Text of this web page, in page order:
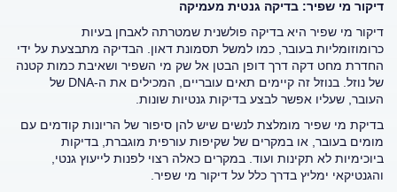
דיקור מי שפיר: בדיקה גנטית מעמיקה
דיקור מי שפיר היא בדיקה פולשנית שמטרתה לאבחן בעיות
כרומוזומליות בעובר, כמו למשל תסמונת דאון. הבדיקה מתבצעת על ידי
החדרת מחט דקה דרך דופן הבטן אל שק מי השפיר ושאיבת כמות קטנה
של נוזל. בנוזל זה קיימים תאים עובריים, המכילים את ה-DNA
של
העובר, שעליו אפשר לבצע בדיקות גנטיות שונות
בדיקת מי שפיר מומלצת לנשים שיש להן סיפור של הריונות קודמים עם
מומים בעובר, או במקרים של שקיפות עורפית מוגברת, בדיקות
ביוכימיות לא תקינות ועוד. במקרים כאלה רצוי לפנות לייעוץ גנטי,
והגנטיקאי ימליץ בדרך כלל על דיקור מי שפיר.